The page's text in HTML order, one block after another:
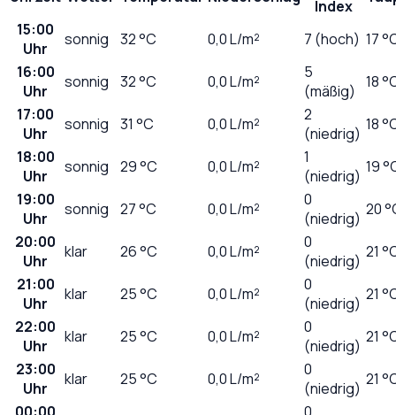
Index
15:00
Uhr
sonnig 32°C 0,0L/m² 7 (hoch) 17
16:00
Uhr
sonnig 32°C 0,0L/m²
5
(mäßig)
18
17:00
Uhr
sonnig 31 °C 0,0L/m²
2
(niedrig) 18
18:00
Uhr
sonnig 29°C 0,0L/m²
1
(niedrig) 19
19:00
Uhr
sonnig 27°C 0,0L/m²
0
(niedrig) 20
20:00
Uhr
klar 26°C 0,0L/m²
0
(niedrig) 21
21:00
Uhr
klar 25°C 0,0L/m²
0
(niedrig) 21
22:00
Uhr
klar 25°C 0,0L/m²
0
(niedrig) 21
23:00
Uhr
klar 25°C 0,0L/m²
0
(niedrig) 21